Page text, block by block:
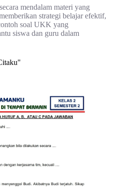
mendalam materi yang
strategi belajar efektif,
soal UKK yang
siswa dan guru dalam